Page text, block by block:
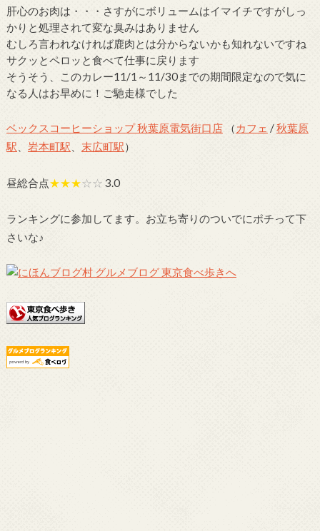
肝心のお肉は・・・さすがにボリュームはイマイチですがしっ
かりと処理されて変な臭みはありません
むしろ言われなければ鹿肉とは分からないかも知れないですね
サクッとペロッと食べて仕事に戻ります
そうそう、このカレー11/1～11/30までの期間限定なので気に
なる人はお早めに！ご馳走様でした
ベックスコーヒーショップ 秋葉原電気街口店（ カフェ /秋葉原
駅
岩本町駅 末広町駅）
昼総合点★★★☆☆ 3.0
ランキングに参加してます。お立ち寄りのついでにポチって下
さいな♪